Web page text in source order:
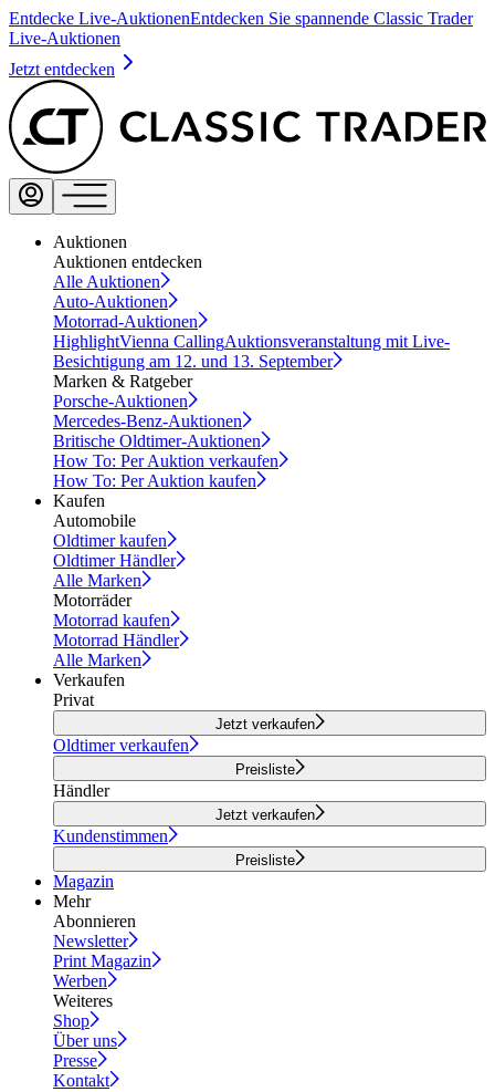
Entdecke Live-AuktionenEntdecken Sie spannende Classic Trader
Live-Auktionen
Jetzt entdecken
Auktionen
Auktionen entdecken
Alle Auktionen
Auto-Auktionen
Motorrad-Auktionen
HighlightVienna CallingAuktionsveranstaltung mit Live-
Besichtigung am 12. und 13. September
Marken & Ratgeber
Porsche-Auktionen
Mercedes-Benz-Auktionen
Britische Oldtimer-Auktionen
How To: Per Auktion verkaufen
How To: Per Auktion kaufen
Kaufen
Automobile
Oldtimer kaufen
Oldtimer Händler
Alle Marken
Motorräder
Motorrad kaufen
Motorrad Händler
Alle Marken
Verkaufen
Privat
Jetzt verkaufen
Oldtimer verkaufen
Preisliste
Händler
Jetzt verkaufen
Kundenstimmen
Preisliste
Magazin
Mehr
Abonnieren
Newsletter
Print Magazin
Werben
Weiteres
Shop
Über uns
Presse
Kontakt